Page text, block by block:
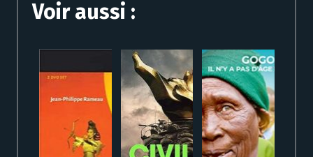
Voir aussi :